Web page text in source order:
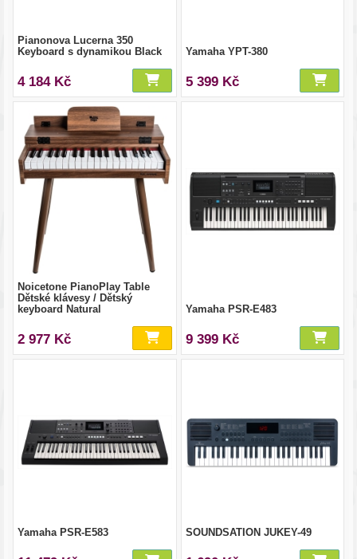
Pianonova Lucerna 350
Keyboard s dynamikou Black
4 184 Kč
Yamaha YPT-380
5 399 Kč
Noicetone PianoPlay Table
Dětské klávesy / Dětský
keyboard Natural
2 977 Kč
Yamaha PSR-E483
9 399 Kč
Yamaha PSR-E583 SOUNDSATION JUKEY-49